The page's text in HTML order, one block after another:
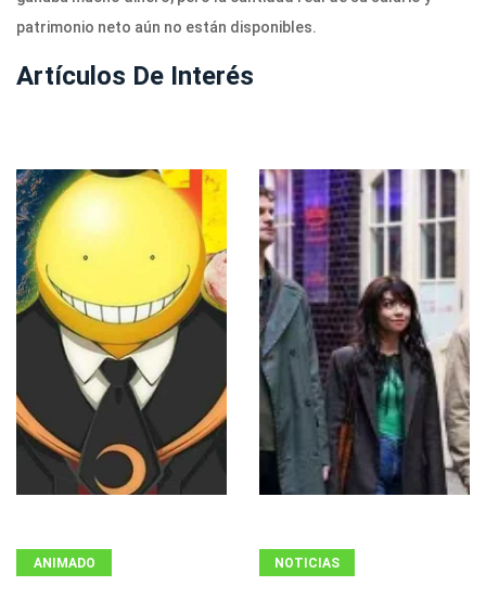
patrimonio neto aún no están disponibles.
Artículos De Interés
ANIMADO NOTICIAS